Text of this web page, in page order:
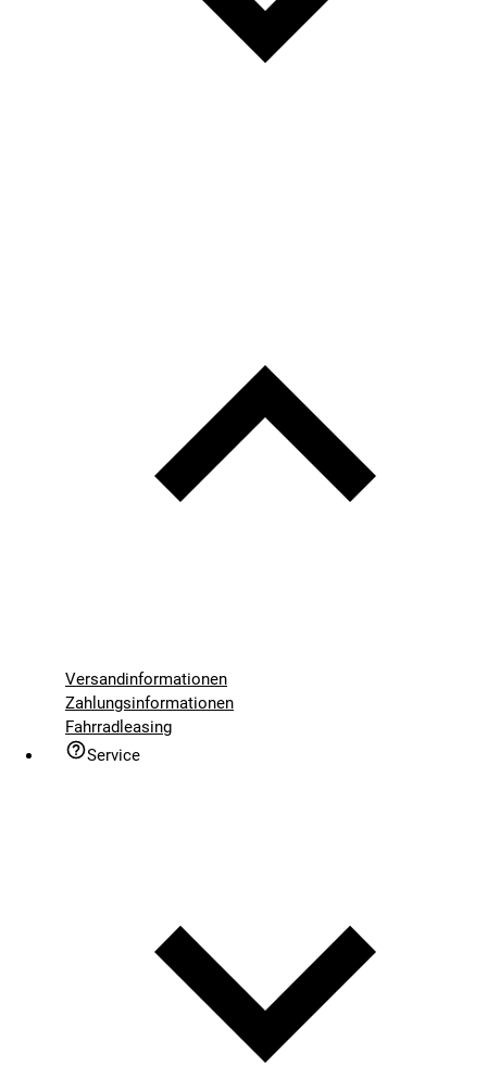
Versandinformationen
Zahlungsinformationen
Fahrradleasing
Service